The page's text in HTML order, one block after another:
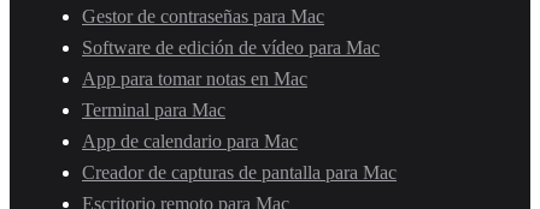
Gestor de contraseñas para Mac
Software de edición de vídeo para Mac
App para tomar notas en Mac
Terminal para Mac
App de calendario para Mac
Creador de capturas de pantalla para Mac
Escritorio remoto para Mac